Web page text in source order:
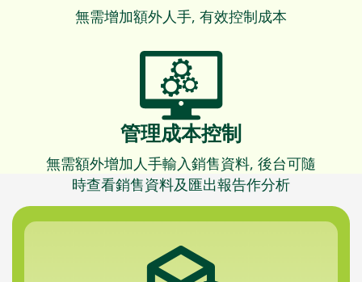
無需增加額外人手, 有效控制成本
管理成本控制
無需額外增加人手輸入銷售資料, 後台可隨
時查看銷售資料及匯出報告作分析